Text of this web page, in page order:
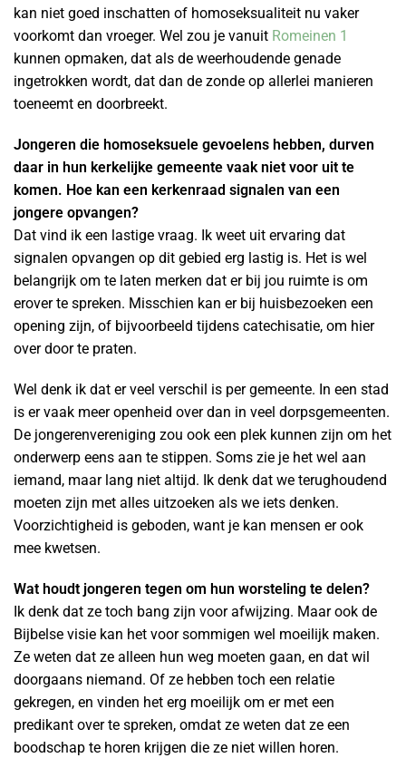
kan niet goed inschatten of homoseksualiteit nu vaker
voorkomt dan vroeger. Wel zou je vanuit Romeinen 1
kunnen opmaken, dat als de weerhoudende genade
ingetrokken wordt, dat dan de zonde op allerlei manieren
toeneemt en doorbreekt.
Jongeren die homoseksuele gevoelens hebben, durven
daar in hun kerkelijke gemeente vaak niet voor uit te
komen. Hoe kan een kerkenraad signalen van een
jongere opvangen?
Dat vind ik een lastige vraag. Ik weet uit ervaring dat
signalen opvangen op dit gebied erg lastig is. Het is wel
belangrijk om te laten merken dat er bij jou ruimte is om
erover te spreken. Misschien kan er bij huisbezoeken een
opening zijn, of bijvoorbeeld tijdens catechisatie, om hier
over door te praten.
Wel denk ik dat er veel verschil is per gemeente. In een stad
is er vaak meer openheid over dan in veel dorpsgemeenten.
De jongerenvereniging zou ook een plek kunnen zijn om het
onderwerp eens aan te stippen. Soms zie je het wel aan
iemand, maar lang niet altijd. Ik denk dat we terughoudend
moeten zijn met alles uitzoeken als we iets denken.
Voorzichtigheid is geboden, want je kan mensen er ook
mee kwetsen.
Wat houdt jongeren tegen om hun worsteling te delen?
Ik denk dat ze toch bang zijn voor afwijzing. Maar ook de
Bijbelse visie kan het voor sommigen wel moeilijk maken.
Ze weten dat ze alleen hun weg moeten gaan, en dat wil
doorgaans niemand. Of ze hebben toch een relatie
gekregen, en vinden het erg moeilijk om er met een
predikant over te spreken, omdat ze weten dat ze een
boodschap te horen krijgen die ze niet willen horen.